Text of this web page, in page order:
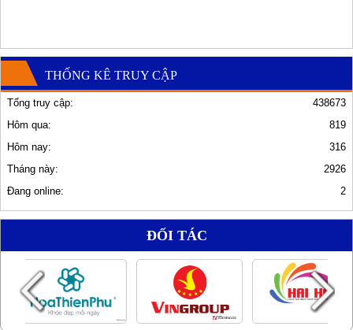
THỐNG KÊ TRUY CẬP
438673
Tổng truy cập:
819
Hôm qua:
316
Hôm nay:
2926
Tháng này:
2
Đang online:
ĐỐI TÁC